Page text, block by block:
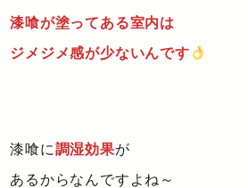
漆喰が塗ってある室内は
ジメジメ感が少ないんです
漆喰に調湿効果が
あるからなんですよね～